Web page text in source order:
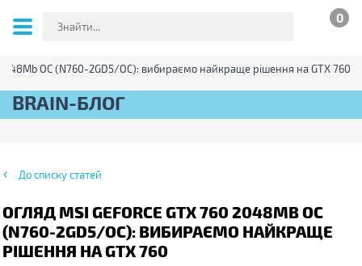
0
OC (N760-2GD5/OC): вибираємо найкраще рішення на GTX 760
BRAIN-БЛОГ
До списку статей
ОГЛЯД MSI GEFORCE GTX 760 2048MB OC
(N760-2GD5/OC): ВИБИРАЄМО НАЙКРАЩЕ
РІШЕННЯ НА GTX 760